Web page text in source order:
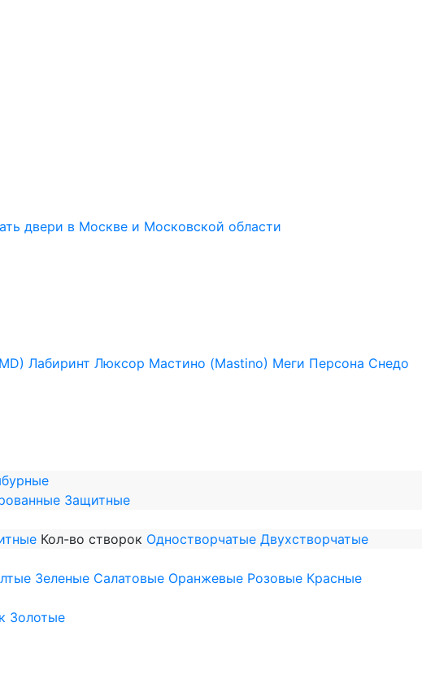
Лабиринт Люксор Мастино (Mastino) Меги Персона Снедо
Защитные
Кол-во створок Одностворчатые Двухстворчатые
Зеленые Салатовые Оранжевые Розовые Красные
Золотые